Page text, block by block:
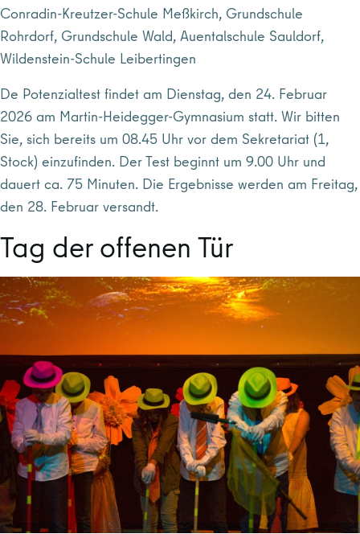
Conradin-Kreutzer-Schule Meßkirch, Grundschule
Rohrdorf, Grundschule Wald, Auentalschule Sauldorf,
Wildenstein-Schule Leibertingen
De Potenzialtest findet am Dienstag, den 24. Februar
2026 am Martin-Heidegger-Gymnasium statt. Wir bitten
Sie, sich bereits um 08.45 Uhr vor dem Sekretariat (1,
Stock) einzufinden. Der Test beginnt um 9.00 Uhr und
dauert ca. 75 Minuten. Die Ergebnisse werden am Freitag,
den 28. Februar versandt.
Tag der offenen Tür